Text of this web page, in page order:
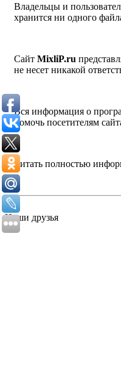
Владельцы и
хранится ни одного
Сайт MixliP.ru
не несет никакой
Вся информация о
помочь посетителям
Читать полностью
Наши друзья